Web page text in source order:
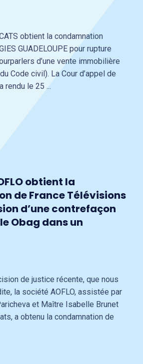
obtient la condamnation
GUADELOUPE pour rupture
d’une vente immobilière
Code civil). La Cour d’appel de
rendu le 25 ...
obtient la
de France Télévisions
d’une contrefaçon
Obag dans un
de justice récente, que nous
la société AOFLO, assistée par
et Maître Isabelle Brunet
a obtenu la condamnation de